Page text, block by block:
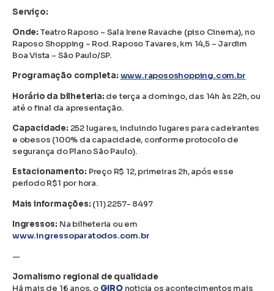
Serviço:
Onde: Teatro Raposo – Sala Irene Ravache (piso Cinema), no
Raposo Shopping – Rod. Raposo Tavares, km 14,5 – Jardim
Boa Vista – São Paulo/SP.
Programação completa: www.rapososhopping.com.br
Horário da bilheteria: de terça a domingo, das 14h às 22h, ou
até o final da apresentação.
Capacidade: 252 lugares, incluindo lugares para cadeirantes
e obesos (100% da capacidade, conforme protocolo de
segurança do Plano São Paulo).
Estacionamento: Preço R$ 12, primeiras 2h, após esse
período R$1 por hora.
Mais informações: (11) 2257- 8497
Ingressos: Na bilheteria ou em
www.ingressoparatodos.com.br
—
Jornalismo regional de qualidade
Há mais de 16 anos, o GIROnoticia os acontecimentos mais